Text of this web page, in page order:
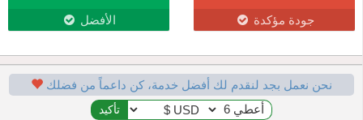
جودة مؤكدة الأفضل
نحن نعمل بجد لنقدم لك أفضل خدمة، كن داعماً من فضلك